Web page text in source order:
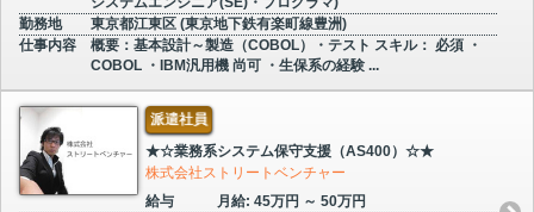
勤務地
東京都江東区 (東京地下鉄有楽町線豊洲)
仕事内容
概要：基本設計～製造（COBOL）・テスト スキル： 必須 ・
COBOL ・IBM汎用機 尚可 ・生保系の経験 ...
派遣社員
★☆業務系システム保守支援（AS400）☆★
株式会社ストリートベンチャー
給与
月給: 45万円 ～ 50万円